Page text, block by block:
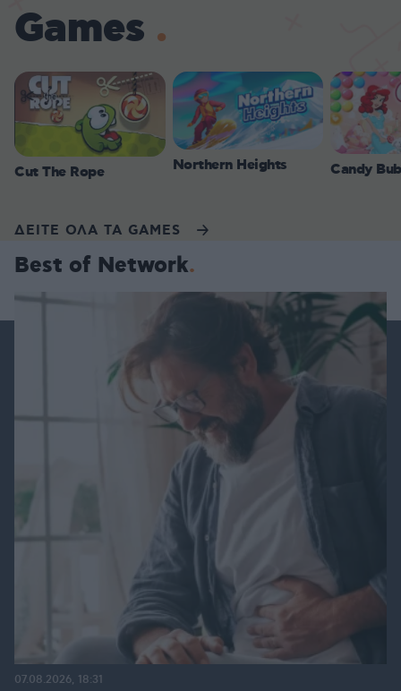
Games
Cut The Rope Northern Heights Candy
ΔΕΙΤΕ ΟΛΑ ΤΑ GAMES
Best of Network
07.08.2026, 18:31